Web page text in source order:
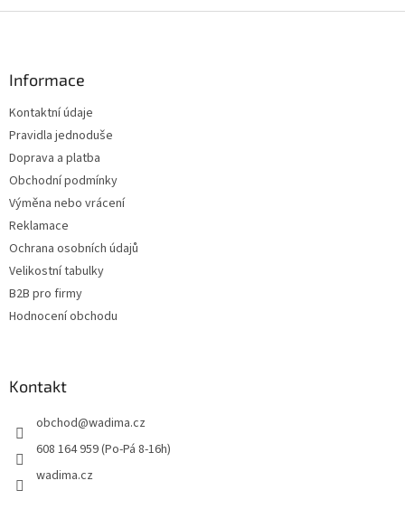
Informace
Kontaktní údaje
Pravidla jednoduše
Doprava a platba
Obchodní podmínky
Výměna nebo vrácení
Reklamace
Ochrana osobních údajů
Velikostní tabulky
B2B pro firmy
Hodnocení obchodu
Kontakt
obchod@wadima.cz
608 164 959 (Po-Pá 8-16h)
wadima.cz